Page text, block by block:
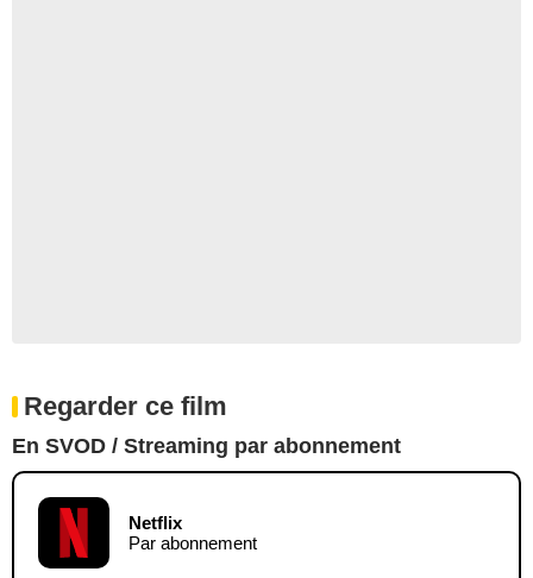
Regarder ce film
En SVOD / Streaming par abonnement
Netflix
Par abonnement